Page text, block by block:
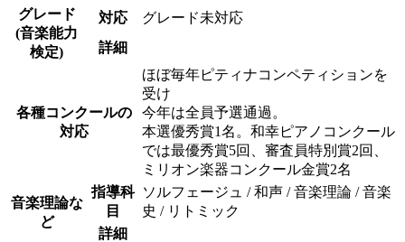
グレード
(音楽能力
検定)
対応
グレード未対応
詳細
各種コンクールの
対応
ほぼ毎年ピティナコンペティションを
受け
今年は全員予選通過。
本選優秀賞1名。和幸ピアノコンクール
では最優秀賞5回、審査員特別賞2回、
ミリオン楽器コンクール金賞2名
音楽理論な
ど
指導科
目
ソルフェージュ / 和声 / 音楽理論 / 音楽
史 / リトミック
詳細